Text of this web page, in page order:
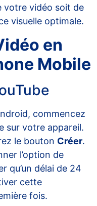
votre vidéo soit de
visuelle optimale.
en
Mobile
commencez
sur votre appareil.
le bouton Créer.
l’option de
qu’un délai de 24
cette
fois.